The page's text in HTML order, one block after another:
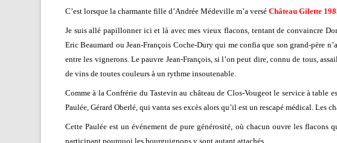
C’est lorsque la charmante fille d’Andrée Médeville m’a versé Château Gilette
Je suis allé papillonner ici et là avec mes vieux flacons, tentant de convaincre
Eric Beaumard ou Jean-François Coche-Dury qui me confia que son grand-père
entre les vignerons. Le pauvre Jean-François, si l’on peut dire, connu de tous,
de vins de toutes couleurs à un rythme insoutenable.
Comme à la Confrérie du Tastevin au château de Clos-Vougeot le service à
Paulée, Gérard Oberlé, qui vanta ses excès alors qu’il est un rescapé médical. Les
Cette Paulée est un événement de pure générosité, où chacun ouvre les
participant pourquoi les bourguignons y sont autant attachés.